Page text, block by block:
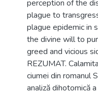
perception of the
plague to
plague epidemic in
the divine will to
greed and vicious
REZUMAT.
ciumei din romanul
analiză dihotomică